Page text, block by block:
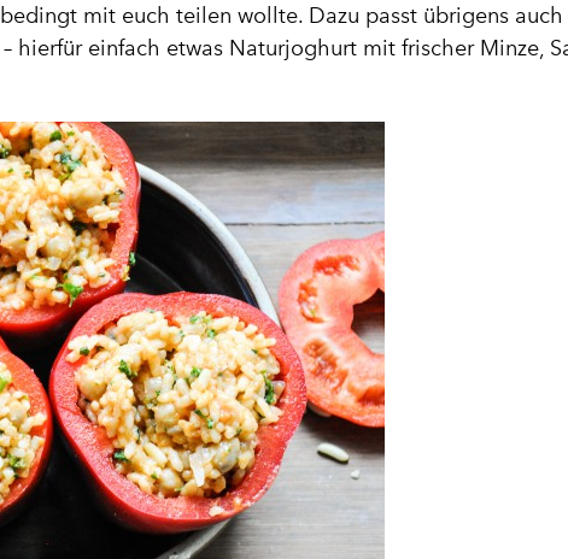
mit euch teilen wollte. Dazu passt übrigens auch
hierfür einfach etwas Naturjoghurt mit frischer Minze,